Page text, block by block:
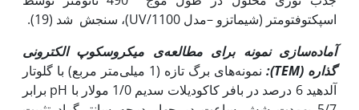
اسپکتوفتومتر (شیماتزو –مدل UV/1100)، سنجش شد (19).
آماده‌سازی نمونه برای مطالعه‌ی میکروسکوپ الکترونی
گذاره (TEM
):
نمونه‌های برگ تازه (1 میلی‌متر مربع) با گلوتار
آلدهید 6 درصد در بافر کاکودیلات سدیم 1/0 مولار با pH برابر